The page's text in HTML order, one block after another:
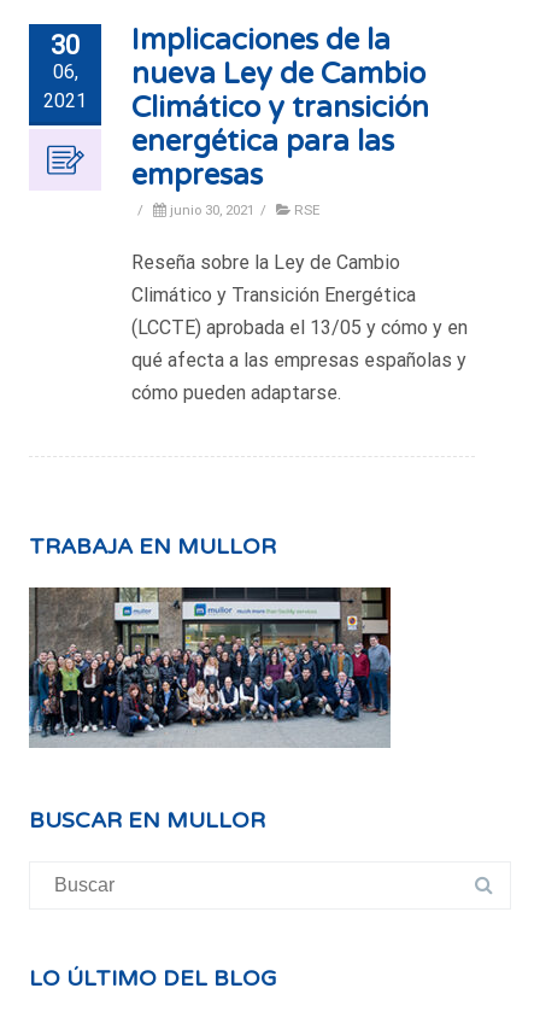
30
06,
2021
Implicaciones de la
nueva Ley de Cambio
Climático y transición
energética para las
empresas
/ junio 30, 2021 / RSE
Reseña sobre la Ley de Cambio
Climático y Transición Energética
(LCCTE) aprobada el 13/05 y cómo y en
qué afecta a las empresas españolas y
cómo pueden adaptarse.
TRABAJA EN MULLOR
BUSCAR EN MULLOR
LO ÚLTIMO DEL BLOG